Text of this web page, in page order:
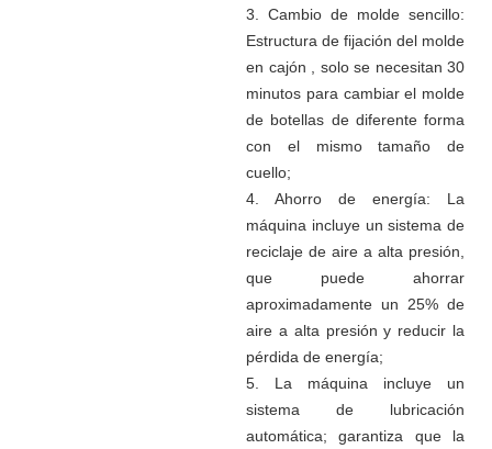
3. Cambio de molde sencillo:
Estructura de fijación del molde
en cajón
solo se necesitan 30
minutos para cambiar el molde
de botellas de diferente forma
con el mismo tamaño de
cuello;
4. Ahorro de energía:
La
máquina incluye un sistema de
reciclaje de aire a alta presión,
que puede ahorrar
aproximadamente un 25% de
aire a alta presión y reducir la
pérdida de energía;
5. La máquina incluye un
sistema de lubricación
automática; garantiza que la